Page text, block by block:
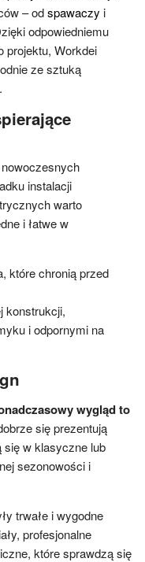
– odspawaczy i
odpowiedniemu
projektu, Workdei
ze sztuką
instalacji
warto
i łatwe w
które chronią przed
konstrukcji,
i odpornymi na
wygląd to
się prezentują
się w klasyczne lub
sezonowości i
trwałe i wygodne
profesjonalne
które sprawdzą się